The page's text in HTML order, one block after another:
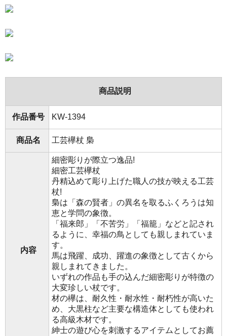
商品説明
作品番号 KW-1394
商品名 工芸欅杖 梟
内容
細密彫りが際立つ逸品!
細密工芸欅杖
丹精込めて彫り上げた職人の技が映える工芸
杖!
梟は「森の賢者」の異名を取るふくろうは知
恵と学問の象徴。
「福来郎」「不苦労」「福籠」などと記され
るように、幸福の鳥としても親しまれていま
す。
馬は飛躍、成功、躍進の象徴として古くから
親しまれてきました。
いずれの作品も手の込んだ細密彫りが特徴の
大変珍しい杖です。
材の欅は、耐久性・耐水性・耐朽性が高いた
め、大黒柱など主要な構造体としても使われ
る高級木材です。
紳士の遊び心を刺激するアイテムとしてお薦